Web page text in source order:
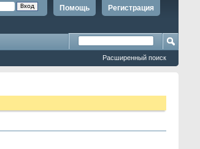
Регистрация
Помощь
Расширенный поиск